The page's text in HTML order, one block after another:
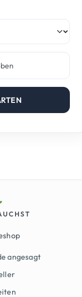
Ziffern und
angesagt